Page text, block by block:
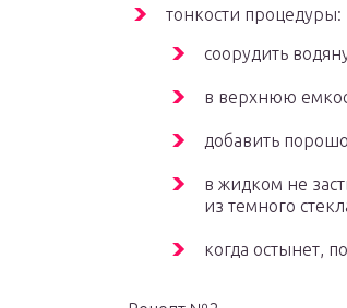
тонкости процедуры:
соорудить
в верхнюю
добавить
в жидком не
из темного
когда остынет,